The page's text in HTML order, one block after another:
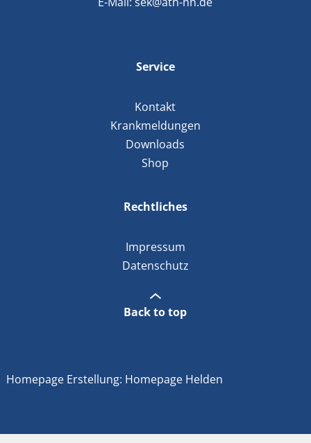
Service
Kontakt
Krankmeldungen
Downloads
Shop
Rechtliches
Impressum
Datenschutz
Back to top
Homepage Erstellung: Homepage Helden